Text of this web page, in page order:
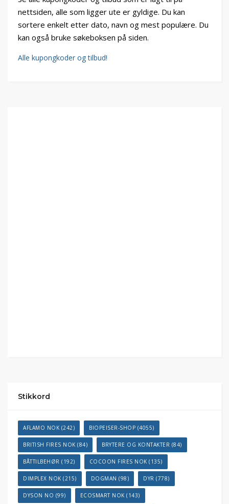
nettsiden, alle som ligger ute er gyldige. Du kan
sortere enkelt etter dato, navn og mest populære. Du
kan også bruke søkeboksen på siden.
Alle kupongkoder og tilbud!
Stikkord
AFLAMO NOK (242) BIOPEISER-SHOP (4055)
BRITISH FIRES NOK (84) BRYTERE OG KONTAKTER (84)
BÅTTILBEHØR (192) COCOON FIRES NOK (135)
DIMPLEX NOK (215) DOGMAN (98) DYR (778)
DYSON NO (99) ECOSMART NOK (143)